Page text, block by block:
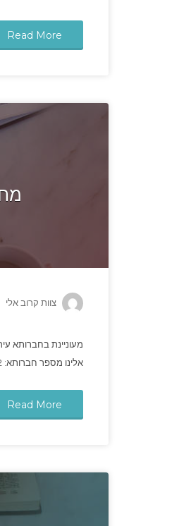
Read More
צוות קרוב אלי
מעוניינת בחברותא
אלינו מספר חברותא: POT7192
Read More